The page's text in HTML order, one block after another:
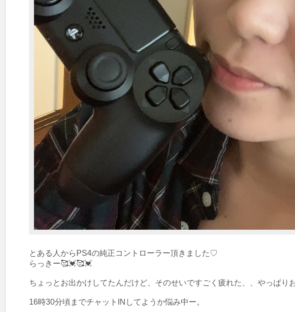
とある人からPS4の純正コントローラー頂きました♡
らっきー🥰💓🥰💓
ちょっとお出かけしてたんだけど、そのせいですごく疲れた、、やっぱり
16時30分頃までチャットINしてようか悩み中ー。